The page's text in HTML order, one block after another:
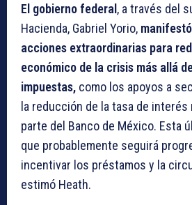
El gobierno federal , a través del
Hacienda, Gabriel Yorio,
acciones extraordinarias para
económico de la crisis más allá
impuestas, como los apoyos a
la reducción de la tasa de
parte del Banco de México. Esta
que probablemente seguirá
incentivar los préstamos y la
estimó Heath.